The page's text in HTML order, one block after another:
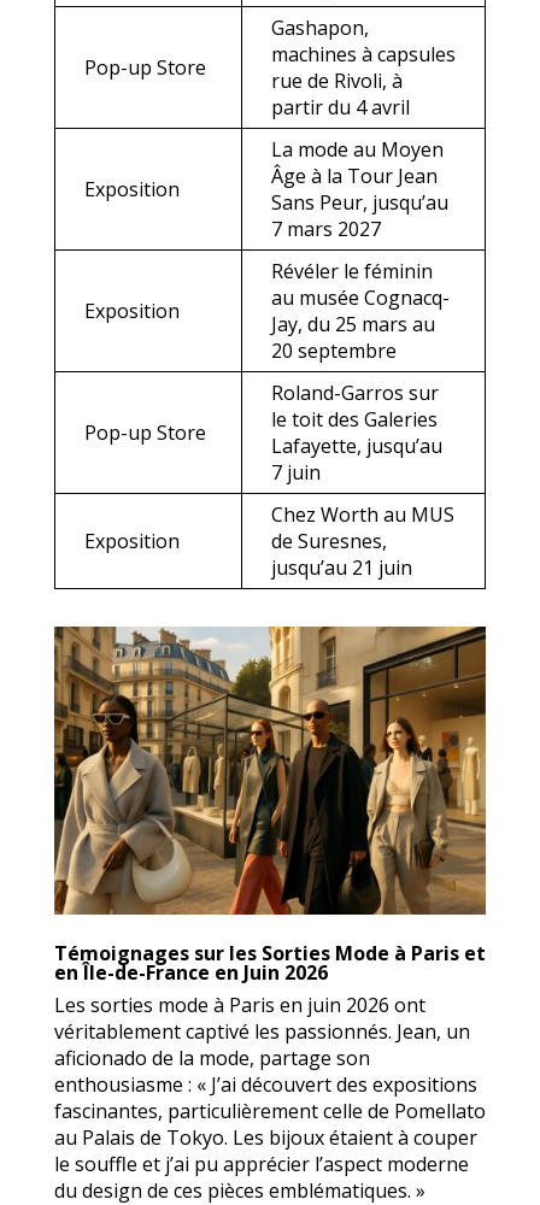
Pop-up Store
Gashapon,
machines à capsules
rue de Rivoli, à
partir du 4 avril
Exposition
La mode au Moyen
Âge à la Tour Jean
Sans Peur, jusqu’au
7 mars 2027
Exposition
Révéler le féminin
au musée Cognacq-
Jay, du 25 mars au
20 septembre
Pop-up Store
Roland-Garros sur
le toit des Galeries
Lafayette, jusqu’au
7 juin
Exposition
Chez Worth au MUS
de Suresnes,
jusqu’au 21 juin
Témoignages sur les Sorties Mode à Paris et
en Île-de-France en Juin 2026
Les sorties mode à Paris en juin 2026 ont
véritablement captivé les passionnés. Jean, un
aficionado de la mode, partage son
enthousiasme : « J’ai découvert des expositions
fascinantes, particulièrement celle de Pomellato
au Palais de Tokyo. Les bijoux étaient à couper
le souffle et j’ai pu apprécier l’aspect moderne
du design de ces pièces emblématiques. »